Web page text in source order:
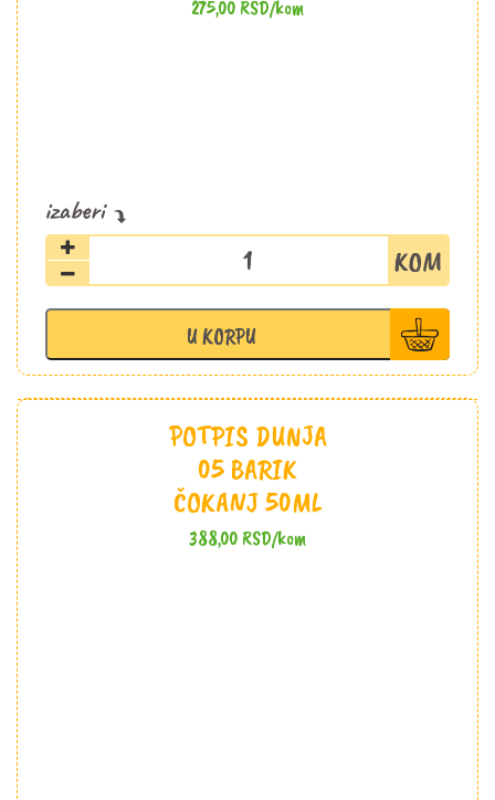
275,00RSD/kom
Barbara
Rose
hamburg
&
carenet
sauvignon
0,187l
Aleksić
količina
U KORPU
POTPIS DUNJA
05 BARIK
ČOKANJ 50ML
388,00RSD/kom